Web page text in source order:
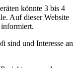
könnte 3 bis 4
Auf dieser Website
sind und Interesse an